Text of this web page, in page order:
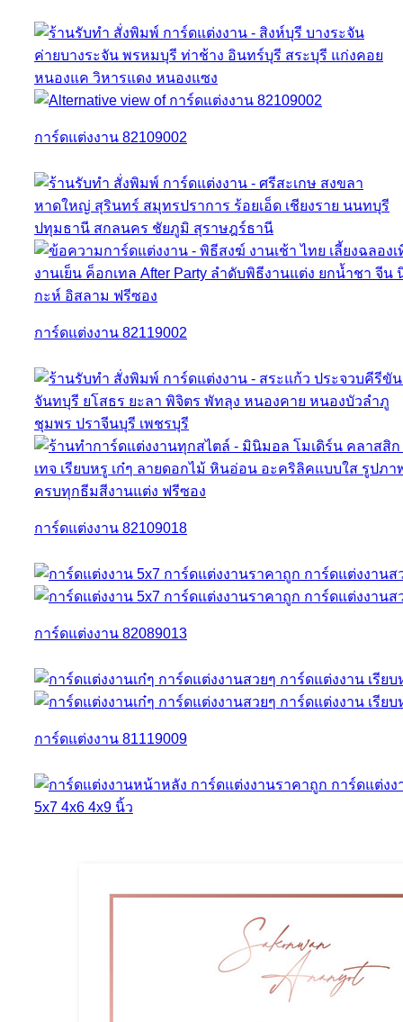
การ์ดแต่งงาน 82109002
การ์ดแต่งงาน 82119002
การ์ดแต่งงาน 82109018
การ์ดแต่งงาน 82089013
การ์ดแต่งงาน 81119009